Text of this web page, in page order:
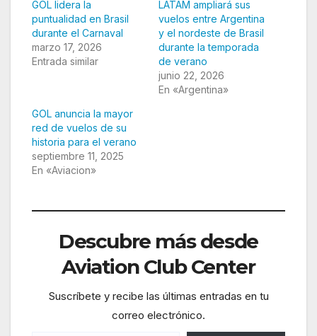
GOL lidera la
puntualidad en Brasil
durante el Carnaval
marzo 17, 2026
Entrada similar
LATAM ampliará sus
vuelos entre Argentina
y el nordeste de Brasil
durante la temporada
de verano
junio 22, 2026
En «Argentina»
GOL anuncia la mayor
red de vuelos de su
historia para el verano
septiembre 11, 2025
En «Aviacion»
Descubre más desde
Aviation Club Center
Suscríbete y recibe las últimas entradas en tu
correo electrónico.